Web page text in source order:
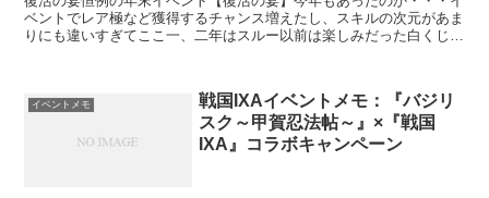
ベントでレア極など獲得するチャンス増えたし、スキルの次元があま
りにも違いすぎてここ一、二年はスルー以前は楽しみだった白くじ復
イベントメモ
戦国IXAイベントメモ：『バジリ
スク～甲賀忍法帖～』×『戦国
IXA』コラボキャンペーン